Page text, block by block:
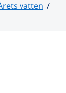
vatten